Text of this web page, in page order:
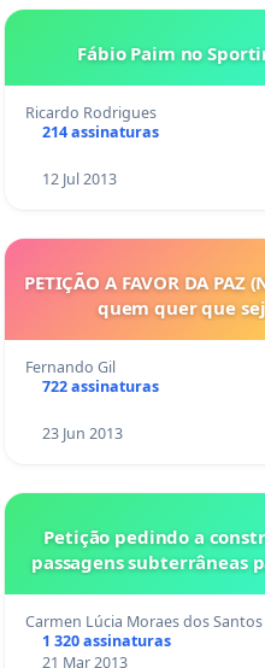
Fábio Paim no
Ricardo Rodrigues
214 assinaturas
12 Jul 2013
PETIÇÃO A FAVOR DA PAZ
quem quer que
Fernando Gil
722 assinaturas
23 Jun 2013
Petição pedindo a
passagens subterrâneas
Carmen Lúcia Moraes dos Santos
1 320 assinaturas
21 Mar 2013